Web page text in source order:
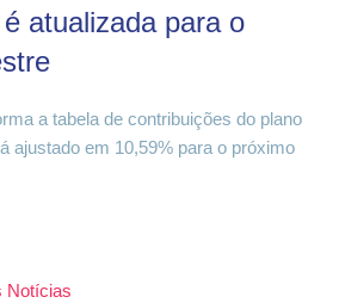
atualizada para o
a tabela de contribuições do plano
ajustado em 10,59% para o próximo
Notícias